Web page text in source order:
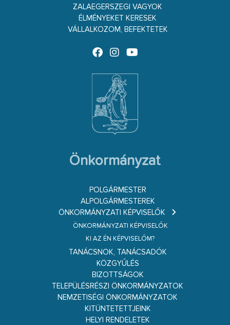
ZALAEGERSZEGI VAGYOK
ÉLMÉNYEKET KERESEK
VÁLLALKOZOM, BEFEKTETEK
Önkormányzat
POLGÁRMESTER
ALPOLGÁRMESTEREK
ÖNKORMÁNYZATI KÉPVISELŐK
ÖNKORMÁNYZATI KÉPVISELŐK
KI AZ ÉN KÉPVISELŐM?
TANÁCSNOK, TANÁCSADÓK
KÖZGYŰLÉS
BIZOTTSÁGOK
TELEPÜLÉSRÉSZI ÖNKORMÁNYZATOK
NEMZETISÉGI ÖNKORMÁNYZATOK
KITÜNTETETTJEINK
HELYI RENDELETEK